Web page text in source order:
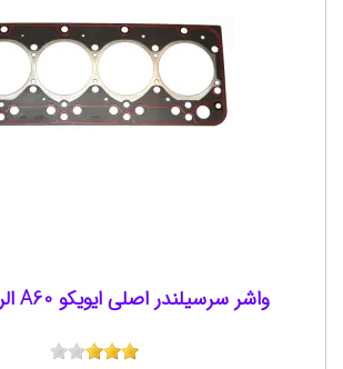
واشر سرسیلندر اصلی ایویکو A60 الرینگ آلمان